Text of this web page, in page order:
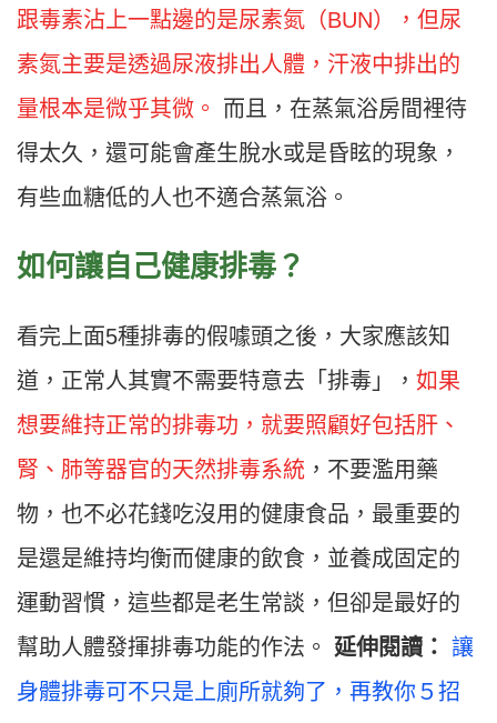
跟毒素沾上一點邊的是尿素氮（BUN），但尿
素氮主要是透過尿液排出人體，汗液中排出的
量根本是微乎其微。
而且，在蒸氣浴房間裡待
得太久，還可能會產生脫水或是昏眩的現象，
有些血糖低的人也不適合蒸氣浴。
如何讓自己健康排毒？
看完上面5種排毒的假噱頭之後，大家應該知
道，正常人其實不需要特意去「排毒」， 如果
想要維持正常的排毒功，就要照顧好包括肝、
腎、肺等器官的天然排毒系統 ，不要濫用藥
物，也不必花錢吃沒用的健康食品，最重要的
是還是維持均衡而健康的飲食，並養成固定的
運動習慣，這些都是老生常談，但卻是最好的
幫助人體發揮排毒功能的作法。 延伸閱讀： 讓
身體排毒可不只是上廁所就夠了，再教你５招